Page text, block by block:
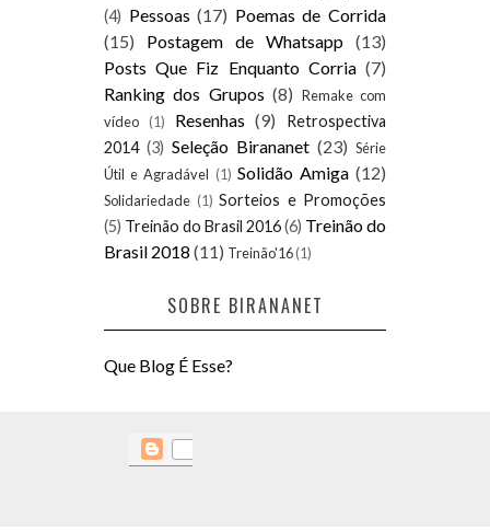
(4) Pessoas (17) Poemas de Corrida
(15)
Postagem de Whatsapp (13)
Posts Que Fiz Enquanto Corria (7)
Ranking dos Grupos (8) Remake com
vídeo
(1) Resenhas (9)
Retrospectiva
2014 (3) Seleção Birananet (23) Série
Útil e Agradável (1) Solidão Amiga (12)
Solidariedade (1) Sorteios e Promoções
(5) Treinão do Brasil 2016(6) Treinão do
Brasil 2018 (11) Treinão'16(1)
SOBRE BIRANANET
Que Blog É Esse?